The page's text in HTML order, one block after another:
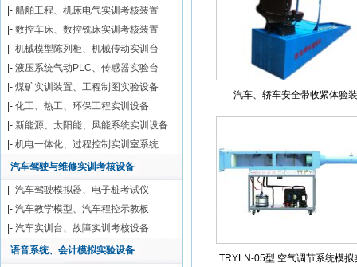
汽车、轿车安全带收紧体验
TRYLN-05型 空气调节系统模拟
|- 船舶工程、机床电气实训考核装置
|- 数控车床、数控铣床实训考核装置
|- 机械模型陈列柜、机械传动实训台
|- 液压系统气动PLC、传感器实验台
|- 煤矿实训装置、工程制图实验设备
|- 化工、热工、环保工程实训设备
|- 新能源、太阳能、风能系统实训设备
|- 机电一体化、过程控制实训室系统
汽车驾驶与维修实训考核设备
|- 汽车驾驶模拟器、电子桩考试仪
|- 汽车教学模型、汽车程控示教板
|- 汽车实训台、故障实训考核设备
语音系统、会计模拟实验设备